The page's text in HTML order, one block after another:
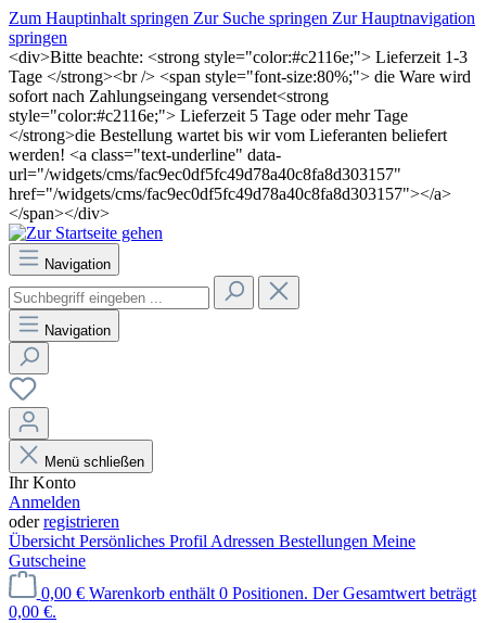
Zum Hauptinhalt springen Zur Suche springen Zur Hauptnavigation
springen
<div>Bitte beachte: <strong style="color:#c2116e;"> Lieferzeit 1-3
Tage </strong><br /> <span style="font-size:80%;"> die Ware wird
sofort nach Zahlungseingang versendet<strong
style="color:#c2116e;"> Lieferzeit 5 Tage oder mehr Tage
</strong>die Bestellung wartet bis wir vom Lieferanten beliefert
werden! <a class="text-underline" data-
url="/widgets/cms/fac9ec0df5fc49d78a40c8fa8d303157"
href="/widgets/cms/fac9ec0df5fc49d78a40c8fa8d303157"></a>
</span></div>
Navigation
Navigation
Menü schließen
Ihr Konto
Anmelden
oderregistrieren
Übersicht Persönliches Profil Adressen Bestellungen Meine
Gutscheine
0,00 € Warenkorb enthält 0 Positionen. Der Gesamtwert beträgt
0,00 €.